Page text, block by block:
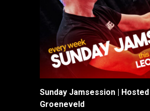
Sunday Jamsession |
Groeneveld